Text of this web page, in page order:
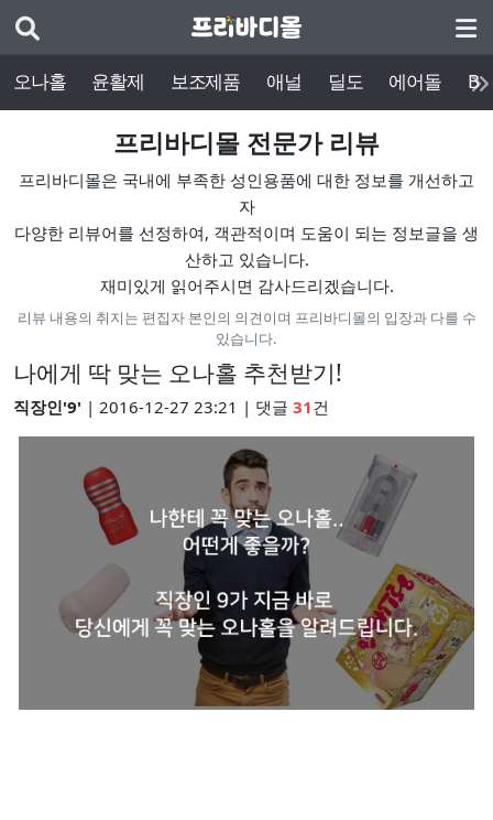
오나홀 윤활제 보조제품 애널 딜도 에어돌
프리바디몰 전문가 리뷰
프리바디몰은 국내에 부족한 성인용품에 대한 정보를 개선하고
자
다양한 리뷰어를 선정하여, 객관적이며 도움이 되는 정보글을 생
산하고 있습니다.
재미있게 읽어주시면 감사드리겠습니다.
리뷰 내용의 취지는 편집자 본인의 의견이며 프리바디몰의 입장과 다를 수
있습니다.
나에게 딱 맞는 오나홀 추천받기!
직장인'9' | 2016-12-27 23:21 | 댓글 31건